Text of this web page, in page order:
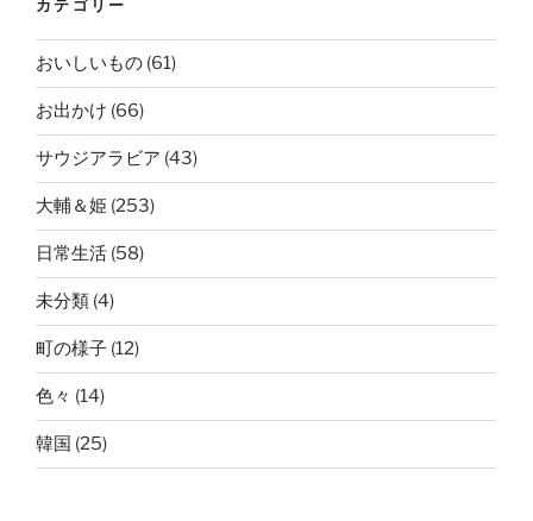
カテゴリー
おいしいもの (61)
お出かけ (66)
サウジアラビア (43)
大輔＆姫 (253)
日常生活 (58)
未分類 (4)
町の様子 (12)
色々 (14)
韓国 (25)